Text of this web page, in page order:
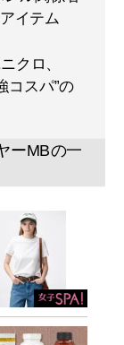
ゃれに見せる
定特典付き】
なかった
」の決定
典として、MB
ート・80スタ
録！
アイテム
クロ、
コスパ”の
ーMBの一